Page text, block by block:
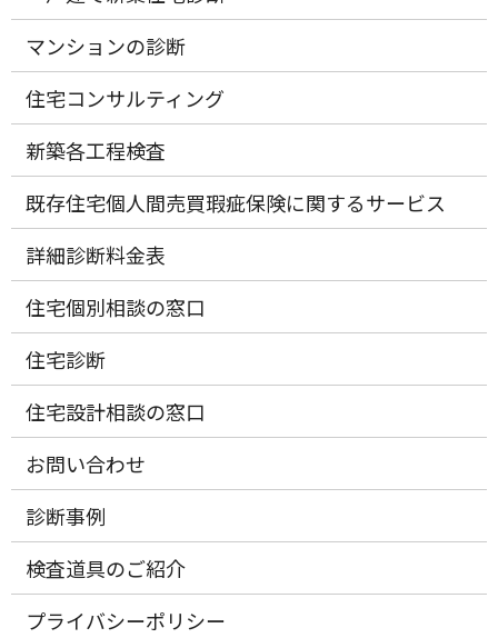
マンションの診断
住宅コンサルティング
新築各工程検査
既存住宅個人間売買瑕疵保険に関するサービス
詳細診断料金表
住宅個別相談の窓口
住宅診断
住宅設計相談の窓口
お問い合わせ
診断事例
検査道具のご紹介
プライバシーポリシー